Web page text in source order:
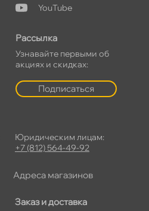
Заказ и доставка
YouTube
Рассылка
Узнавайте первыми о
акциях и скидках:
Подписаться
Юридическим лицам:
+7 (812) 564-49-92
Адреса магазино